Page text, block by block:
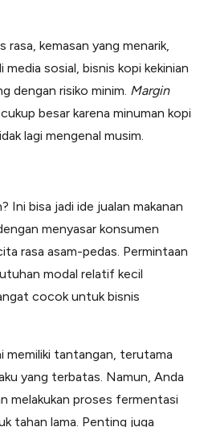
kemasan yang menarik,
sosial, bisnis kopi kekinian
dengan risiko minim. Margin
besar karena minuman kopi
lagi mengenal musim.
Ini bisa jadi ide jualan makanan
menyasar konsumen
rasa asam-pedas. Permintaan
modal relatif kecil
cocok untuk bisnis
memiliki tantangan, terutama
yang terbatas. Namun, Anda
melakukan proses fermentasi
tahan lama. Penting juga